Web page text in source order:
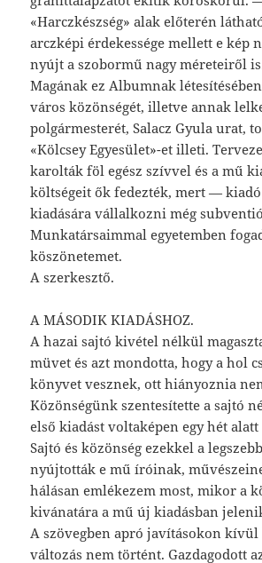
«Harczkészség» alak előterén
arczképi érdekessége mellett e kép
nyújt a szobormű nagy méreteiről
Magának ez Albumnak
város közönségét, illetve annak
polgármesterét, Salacz Gyula urat,
«Kölcsey Egyesület»-et illeti.
karolták föl egész szívvel és a mű
költségeit ők fedezték, mert — kiadó
kiadására vállalkozni még
Munkatársaimmal egyetemben
köszönetemet.
A szerkesztő.
A MÁSODIK KIADÁSHOZ.
A hazai sajtó kivétel nélkül
müvet és azt mondotta, hogy a hol
könyvet vesznek, ott hiányoznia
Közönségünk szentesítette a sajtó
első kiadást voltaképen egy hét
Sajtó és közönség ezekkel a
nyújtották e mű íróinak,
hálásan emlékezem most, mikor a
kivánatára a mű új kiadásban
A szövegben apró javításokon kívül
változás nem történt. Gazdagodott